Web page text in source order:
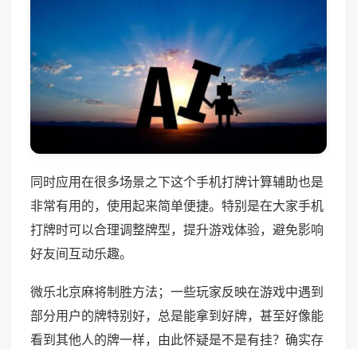
同时应用在很多场景之下这个手机打牌计算辅助也是
非常有用的，使用起来简单便捷。特别是在大家手机
打牌时可以合理调整牌型，提升游戏体验，避免影响
好友间互动乐趣。
微乐北京麻将制胜方法；一些玩家反映在游戏中遇到
部分用户的牌特别好，总是能拿到好牌，甚至好像能
看到其他人的牌一样，由此怀疑是不是有挂？确实存